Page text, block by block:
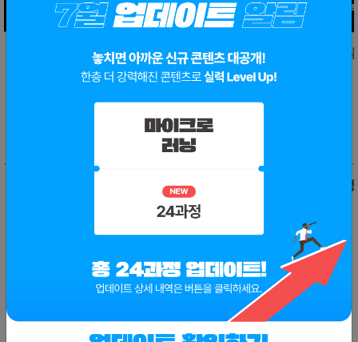
AI 영상 · 콘텐츠로 홍보 캠페인 자동화
Apps Script로 인사
만들기